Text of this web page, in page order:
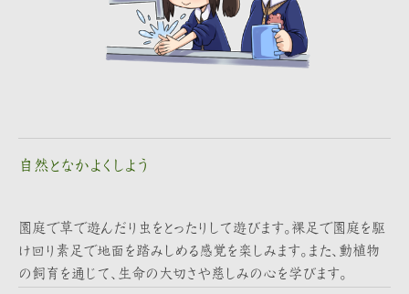
自然となかよくしよう
園庭で草で遊んだり虫をとったりして遊びます。裸足で園庭を駆
け回り素足で地面を踏みしめる感覚を楽しみます。また、動植物
の飼育を通じて、生命の大切さや慈しみの心を学びます。